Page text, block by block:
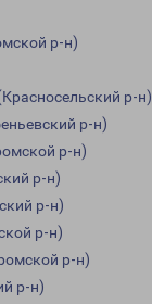
р-н)
р-н)
р-н)
р-н)
р-н)
р-н)
р-н)
р-н)
р-н)